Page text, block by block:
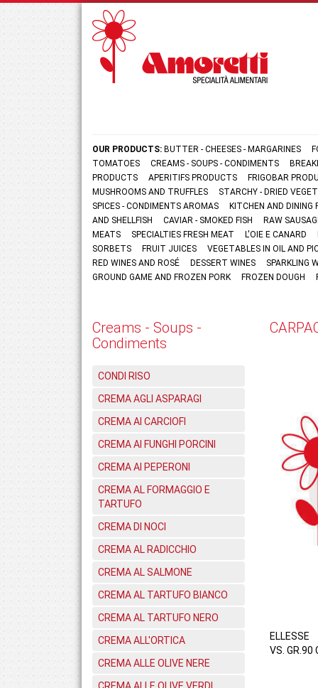
OUR PRODUCTS: BUTTER - CHEESES - MARGARINES
TOMATOES
CREAMS - SOUPS - CONDIMENTS
PRODUCTS
APERITIFS PRODUCTS
FRIGOBAR
MUSHROOMS AND TRUFFLES
STARCHY - DRIED
SPICES - CONDIMENTS AROMAS
KITCHEN AND
AND SHELLFISH
CAVIAR - SMOKED FISH
RAW
MEATS
SPECIALTIES FRESH MEAT L'OIE E CANARD
SORBETS
FRUIT JUICES
VEGETABLES IN OIL AND
RED WINES AND ROSÉ
DESSERT WINES
SPARKLING
GROUND GAME AND FROZEN PORK
FROZEN DOUGH
Creams - Soups -
Condiments
CONDI RISO
CREMA AGLI ASPARAGI
CREMA AI CARCIOFI
CREMA AI FUNGHI PORCINI
CREMA AI PEPERONI
CREMA AL FORMAGGIO E
TARTUFO
CREMA DI NOCI
CREMA AL RADICCHIO
CREMA AL SALMONE
CREMA AL TARTUFO BIANCO
CREMA AL TARTUFO NERO
CREMA ALL'ORTICA
CREMA ALLE OLIVE NERE
ELLESSE
VS. GR.90